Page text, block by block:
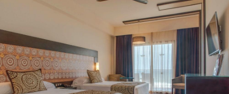
Vaikų klubas
Žaidimų aikštelė
Pramoginiai renginiai
Paplūdimys:
Viešas